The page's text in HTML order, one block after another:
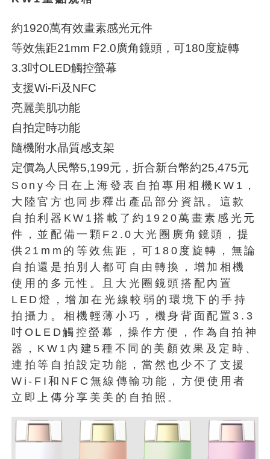
約1920萬有效畫素感光元件
等效焦距21mm F2.0廣角鏡頭，可180度旋轉
3.3吋OLED觸控螢幕
支援Wi-Fi及NFC
亮麗美肌功能
自拍定時功能
隨機附水晶質感支架
定價為人民幣5,199元，折合新台幣約25,475元
Sony今日在上海發表自拍專用相機KW1，
大陸官方也同步釋出產品部分資訊。這款
自拍利器KW1搭載了約1920萬畫素感光元
件，並配備一顆F2.0大光圈廣角鏡頭，提
供21mm的等效焦距，可180度旋轉，無論
自拍還是拍別人都可自由轉換，增加相機
使用的多元性。且大光圈鏡頭搭配內置
LED燈，增加在光線較弱的環境下的手持
拍攝力。相機輕薄小巧，機身背面配置3.3
吋OLED觸控螢幕，操作方便，作為自拍神
器，KW1內建5種不同的美顏效果及定時、
連拍等自拍設定功能，當然也少不了支援
Wi-FI和NFC無線傳輸功能，方便使用者
立即上傳分享美美的自拍照。